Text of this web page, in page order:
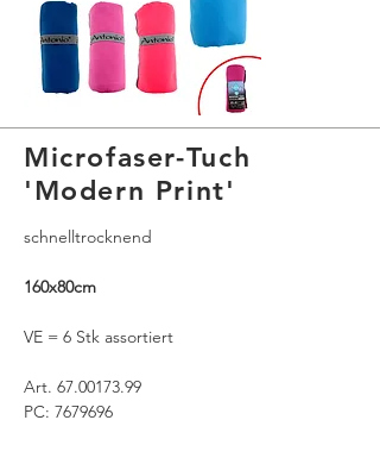
Microfaser-Tuch
'Modern Print'
schnelltrocknend
160x80cm
VE = 6 Stk assortiert
Art. 67.00173.99
PC: 7679696